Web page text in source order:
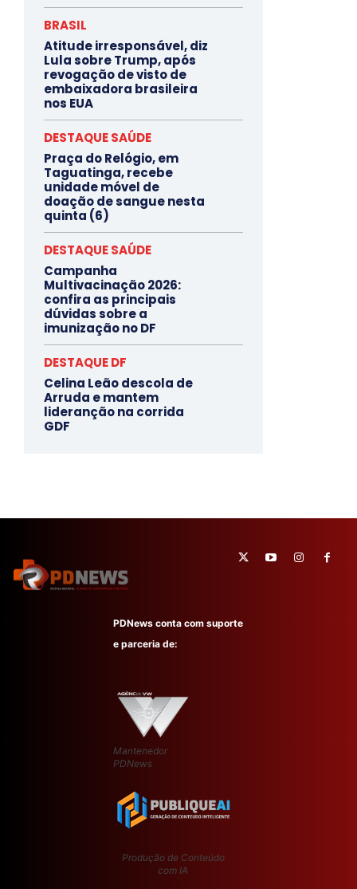
BRASIL
Atitude irresponsável, diz
Lula sobre Trump, após
revogação de visto de
embaixadora brasileira
nos EUA
DESTAQUE SAÚDE
Praça do Relógio, em
Taguatinga, recebe
unidade móvel de
doação de sangue nesta
quinta (6)
DESTAQUE SAÚDE
Campanha
Multivacinação 2026:
confira as principais
dúvidas sobre a
imunização no DF
DESTAQUE DF
Celina Leão descola de
Arruda e mantem
lideranção na corrida
GDF
PDNews conta com suporte
e parceria de:
Mantenedor
PDNews
Produção de Conteúdo
com IA